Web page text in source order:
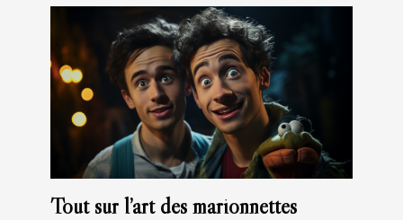
Tout sur l’art des marionnettes